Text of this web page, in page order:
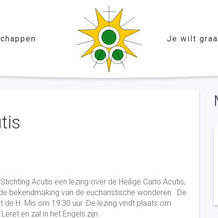
Je wilt
Acutis een lezing over de Heilige Carlo Acutis,
bekendmaking van de eucharistische wonderen. De
H. Mis om 19:30 uur. De lezing vindt plaats om
en zal in het Engels zijn.